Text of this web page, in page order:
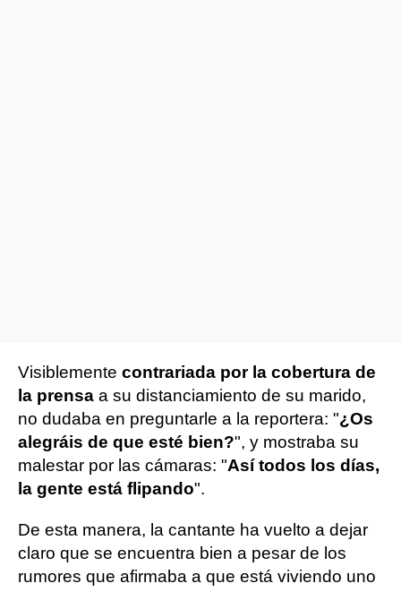
Visiblemente contrariada por la cobertura de
la prensa a su distanciamiento de su marido,
no dudaba en preguntarle a la reportera: "¿Os
alegráis de que esté bien?", y mostraba su
malestar por las cámaras: "Así todos los días,
la gente está flipando".
De esta manera, la cantante ha vuelto a dejar
claro que se encuentra bien a pesar de los
rumores que afirmaba a que está viviendo uno